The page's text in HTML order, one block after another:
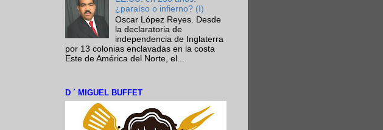
¿paraíso o infierno? (I)
Oscar López Reyes. Desde
la declaratoria de
independencia de Inglaterra
por 13 colonias enclavadas en la costa
Este de América del Norte, el...
D ´ MIGUEL BUFFET